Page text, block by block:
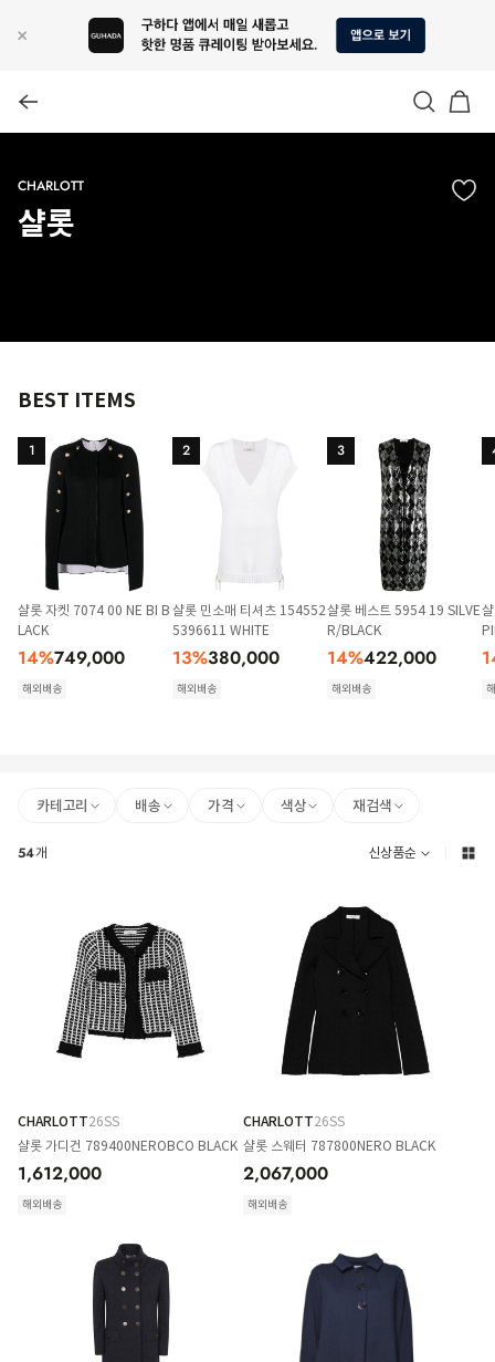
CHARLOTT
샬롯
BEST ITEMS
1
샬롯 자켓 7074 00 NE BI B
LACK
14%749,000
해외배송
2
샬롯 민소매 티셔츠 154552
5396611 WHITE
13%380,000
해외배송
3
샬롯 베스트 5954 19 SILVE
R/BLACK
14%422,000
해외배송
카테고리 배송 가격 색상 재검색
54개 신상품순
CHARLOTT26SS
샬롯 가디건 789400NEROBCO BLACK
1,612,000
해외배송
CHARLOTT26SS
샬롯 스웨터 787800NERO BLACK
2,067,000
해외배송